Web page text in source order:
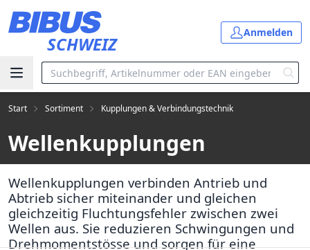
SCHWEIZ
Anmelden
Start Sortiment Kupplungen & Verbindungstechnik
Wellenkupplungen
Wellenkupplungen verbinden Antrieb und
Abtrieb sicher miteinander und gleichen
gleichzeitig Fluchtungsfehler zwischen zwei
Wellen aus. Sie reduzieren Schwingungen und
Drehmomentstösse und sorgen für eine